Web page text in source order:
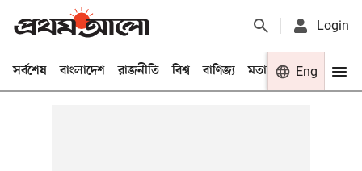
Login
সর্বশেষ বাংলাদেশ রাজনীতি বিশ্ব বাণিজ্য মতামত খেলা
Eng